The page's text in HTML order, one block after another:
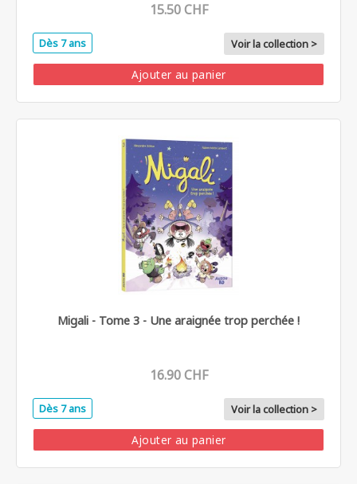
15.50 CHF
Dès 7 ans Voir la collection >
Ajouter au panier
Migali - Tome 3 - Une araignée trop perchée !
16.90 CHF
Dès 7 ans Voir la collection >
Ajouter au panier